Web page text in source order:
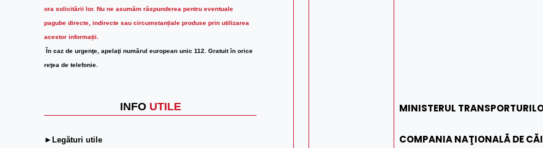
ora solicitării lor. Nu ne asumăm răspunderea pentru eventuale
pagube directe, indirecte sau circumstanțiale produse prin utilizarea
acestor informații.
În caz de urgenţe, apelaţi numărul european unic 112. Gratuit în orice
reţea de telefonie.
INFO UTILE
►Legături utile
MINISTERUL
COMPANIA NAŢIONALĂ DE CĂI